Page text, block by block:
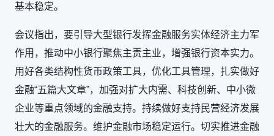
基本稳定。
会议指出，要引导大型银行发挥金融服务实体经济主力军
作用，推动中小银行聚焦主责主业，增强银行资本实力。
用好各类结构性货币政策工具，优化工具管理，扎实做好
金融“五篇大文章”，加强对扩大内需、科技创新、中小微
企业等重点领域的金融支持。持续做好支持民营经济发展
壮大的金融服务。维护金融市场稳定运行。切实推进金融